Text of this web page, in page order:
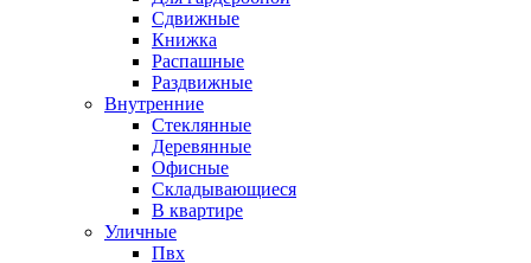
Сдвижные
Книжка
Распашные
Раздвижные
Внутренние
Стеклянные
Деревянные
Офисные
Складывающиеся
В квартире
Уличные
Пвх